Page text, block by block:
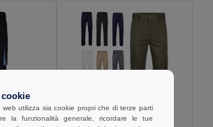
web utilizza sia cookie propri che di terze parti
la funzionalità generale, ricordare le tue